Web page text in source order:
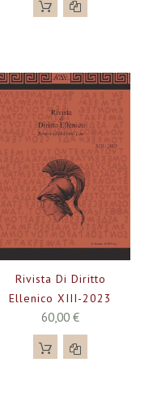
Rivista Di Diritto
Ellenico XIII-2023
60,00 €